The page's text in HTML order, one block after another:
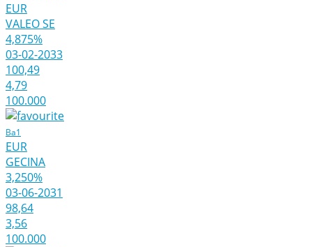
EUR
VALEO SE
4,875%
03-02-2033
100,49
4,79
100.000
Ba1
EUR
GECINA
3,250%
03-06-2031
98,64
3,56
100.000